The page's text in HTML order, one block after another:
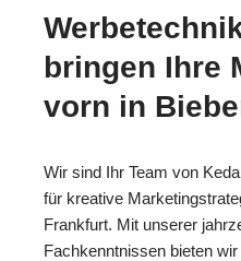
bringen Ihre
vorn in
Wir sind Ihr Team von
für kreative
Frankfurt. Mit unserer
Fachkenntnissen bieten